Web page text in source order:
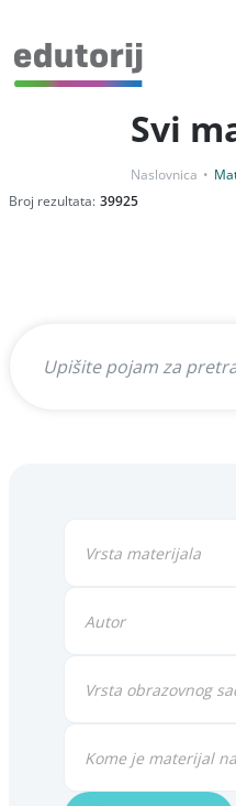
Svi
Naslovnica
Broj rezultata: 39925
Vrsta materijala
Autor
Vrsta obrazovnog
Kome je materijal